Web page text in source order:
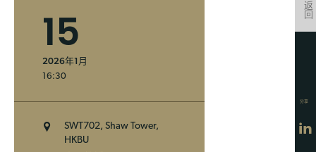
返回
15
2026年1月
16:30
SWT702, Shaw Tower,
HKBU
分享